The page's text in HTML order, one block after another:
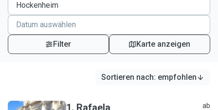
Filter Karte anzeigen
Sortieren nach: empfohlen
1. Rafaela ab